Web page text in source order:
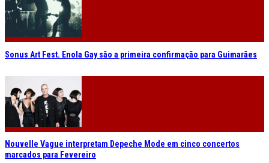
Sonus Art Fest. Enola Gay são a primeira confirmação para Guimarães
Nouvelle Vague interpretam Depeche Mode em cinco concertos
marcados para Fevereiro